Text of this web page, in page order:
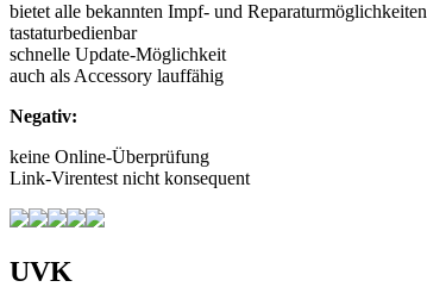
bietet alle bekannten Impf- und Reparaturmöglichkeiten
tastaturbedienbar
schnelle Update-Möglichkeit
auch als Accessory lauffähig
Negativ:
keine Online-Überprüfung
Link-Virentest nicht konsequent
UVK